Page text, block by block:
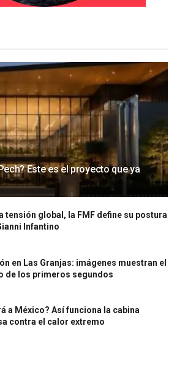
Este es el proyecto que ya
tensión global, la FMF define su postura
Infantino
en Las Granjas: imágenes muestran el
de los primeros segundos
a México? Así funciona la cabina
contra el calor extremo